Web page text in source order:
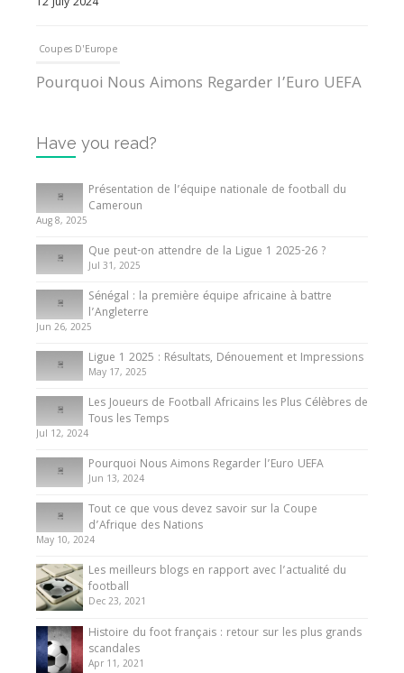
Coupes D'Europe
Pourquoi Nous Aimons Regarder l’Euro UEFA
Internationales
Tout ce que vous devez savoir sur la Coupe
d’Afrique des Nations
10 May 2024
Internationales
Présentation de l’équipe nationale de football
du Cameroun
8 August 2025
Have you read?
Présentation de l’équipe nationale de football du
Cameroun
Aug 8, 2025
Que peut-on attendre de la Ligue 1 2025-26 ?
Jul 31, 2025
Sénégal : la première équipe africaine à battre
l’Angleterre
Jun 26, 2025
Ligue 1 2025 : Résultats, Dénouement et Impressions
May 17, 2025
Les Joueurs de Football Africains les Plus Célèbres de
Tous les Temps
Jul 12, 2024
Pourquoi Nous Aimons Regarder l’Euro UEFA
Jun 13, 2024
Tout ce que vous devez savoir sur la Coupe
d’Afrique des Nations
May 10, 2024
Les meilleurs blogs en rapport avec l’actualité du
football
Dec 23, 2021
Histoire du foot français : retour sur les plus grands
scandales
Apr 11, 2021